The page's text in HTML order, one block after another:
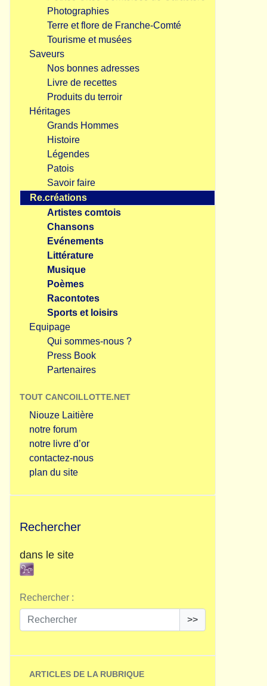
Photographies
Terre et flore de Franche-Comté
Tourisme et musées
Saveurs
Nos bonnes adresses
Livre de recettes
Produits du terroir
Héritages
Grands Hommes
Histoire
Légendes
Patois
Savoir faire
Re.créations
Artistes comtois
Chansons
Evénements
Littérature
Musique
Poèmes
Racontotes
Sports et loisirs
Equipage
Qui sommes-nous ?
Press Book
Partenaires
TOUT CANCOILLOTTE.NET
Niouze Laitière
notre forum
notre livre d’or
contactez-nous
plan du site
Rechercher
dans le site
Rechercher :
>>
ARTICLES DE LA RUBRIQUE